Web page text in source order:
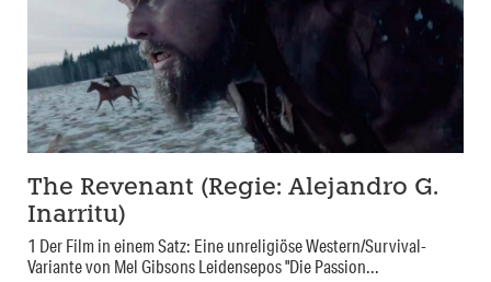
The Revenant (Regie: Alejandro G.
Inarritu)
1 Der Film in einem Satz: Eine unreligiöse Western/Survival-
Variante von Mel Gibsons Leidensepos "Die Passion...